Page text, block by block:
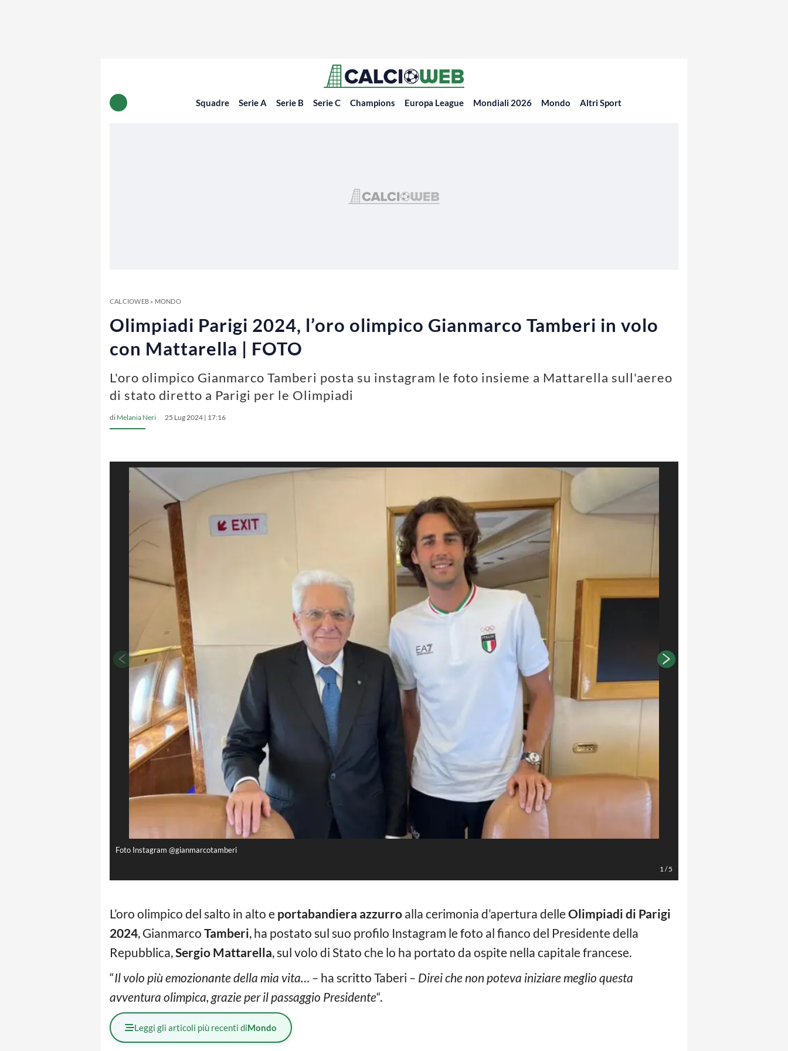
Squadre Serie A Serie B Serie C Champions Europa League Mondiali 2026 Mondo Altri Sport
CALCIOWEB» MONDO
Olimpiadi Parigi 2024, l’oro olimpico Gianmarco Tamberi in volo
con Mattarella | FOTO
L'oro olimpico Gianmarco Tamberi posta su instagram le foto insieme a Mattarella sull'aereo
di stato diretto a Parigi per le Olimpiadi
di Melania Neri 25 Lug 2024 | 17:16
Foto Instagram @gianmarcotamberi
1/5
L’oro olimpico del salto in alto e portabandiera azzurro alla cerimonia d’apertura delleOlimpiadi di Parigi
2024, Gianmarco Tamberi, ha postato sul suo profilo Instagram le foto al fianco del Presidente della
Repubblica,Sergio Mattarella, sul volo di Stato che lo ha portato da ospite nella capitale francese.
“Il volo più emozionante della mia vita… – ha scritto Taberi – Direi che non poteva iniziare meglio questa
avventura olimpica, grazie per il passaggio Presidente“.
Leggi gli articoli più recenti diMondo